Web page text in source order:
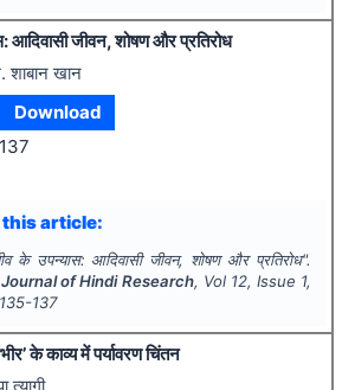
आदिवासी जीवन, शोषण और प्रतिरोध
शाबान खान
Download
this article:
के उपन्यास: आदिवासी जीवन, शोषण और प्रतिरोध".
of Hindi Research, Vol 12, Issue 1,
135-137
के काव्य में पर्यावरण चिंतन
त्यागी